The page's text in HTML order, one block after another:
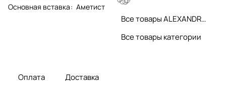
Основная вставка: Аметист
Все товары ALEXANDRE VASSILIEV
Все товары категории
Оплата Доставка